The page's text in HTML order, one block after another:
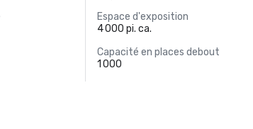
Espace d'exposition
4 000 pi. ca.
Capacité en places debout
1 000